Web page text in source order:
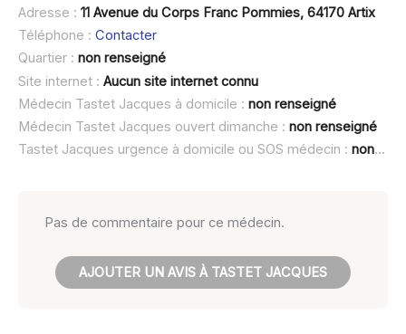
Adresse : 11 Avenue du Corps Franc Pommies, 64170 Artix
Téléphone : Contacter
Quartier : non renseigné
Site internet : Aucun site internet connu
Médecin Tastet Jacques à domicile : non renseigné
Médecin Tastet Jacques ouvert dimanche : non renseigné
Tastet Jacques urgence à domicile ou SOS médecin : non renseigné
Pas de commentaire pour ce médecin.
AJOUTER UN AVIS À TASTET JACQUES